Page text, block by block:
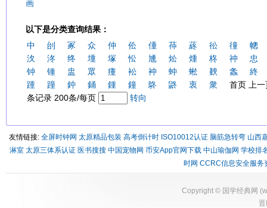
画
以下是分类查询结果：
中
刣 冢 众 仲 伀 偅 茽 蔠 彸 徸
幒
汷
泈 终 堹 塚 忪 尰 炂 煄 柊 祌
忠
钟
锺 盅 眾 瘇 衳 衶 蚛 蜙 螤 螽
終
踵
蹱 鈡 銿 鍾 鐘 鴤 鼨 衷 衆
首页 上
条记录 200条/每页
转向
友情链接: 全屏时钟网 太原精品包装 高考倒计时 ISO10012认证 脑筋急转弯 山西
淋室 太原三体系认证 医书搜搜 中国宠物网 币安App官网下载 中山瑜伽网 学校排
时网 CCRC信息安全服务
Copyright © 国学经典网 (